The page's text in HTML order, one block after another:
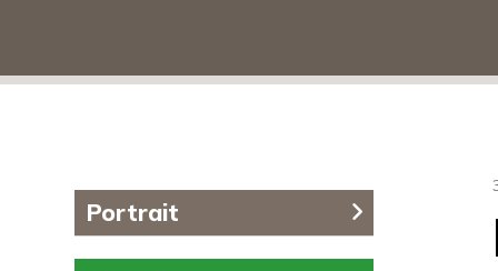
Inhaltsnavigation
Portrait